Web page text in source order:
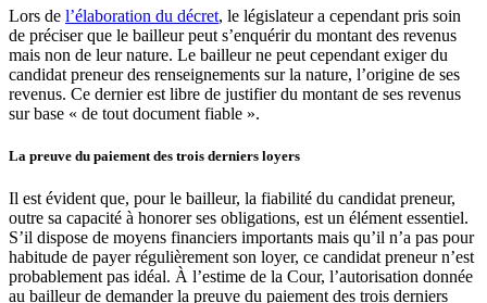
Lors de l’élaboration du décret, le législateur a cependant pris soin
de préciser que le bailleur peut s’enquérir du montant des revenus
mais non de leur nature. Le bailleur ne peut cependant exiger du
candidat preneur des renseignements sur la nature, l’origine de ses
revenus. Ce dernier est libre de justifier du montant de ses revenus
sur base « de tout document fiable ».
La preuve du paiement des trois derniers loyers
Il est évident que, pour le bailleur, la fiabilité du candidat preneur,
outre sa capacité à honorer ses obligations, est un élément essentiel.
S’il dispose de moyens financiers importants mais qu’il n’a pas pour
habitude de payer régulièrement son loyer, ce candidat preneur n’est
probablement pas idéal. À l’estime de la Cour, l’autorisation donnée
au bailleur de demander la preuve du paiement des trois derniers